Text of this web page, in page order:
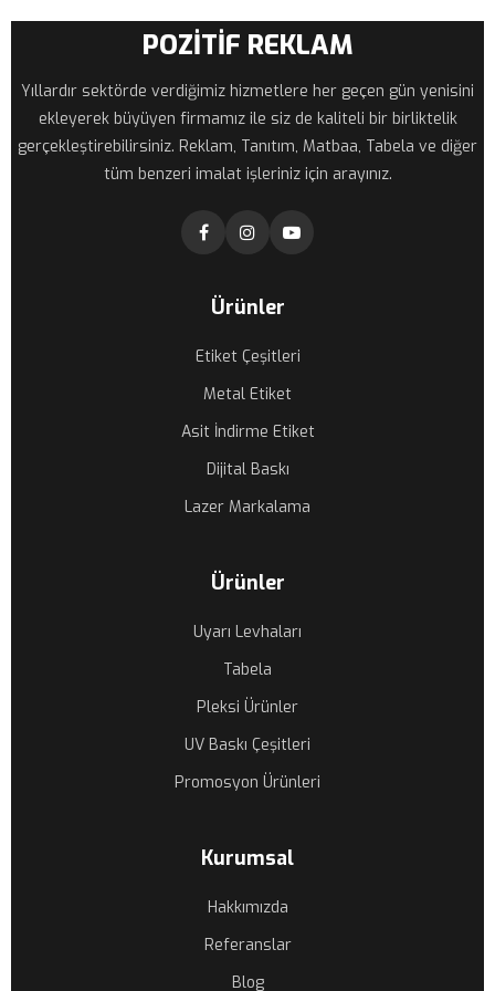
POZİTİF REKLAM
Yıllardır sektörde verdiğimiz hizmetlere her geçen gün yenisini
ekleyerek büyüyen firmamız ile siz de kaliteli bir birliktelik
gerçekleştirebilirsiniz. Reklam, Tanıtım, Matbaa, Tabela ve diğer
tüm benzeri imalat işleriniz için arayınız.
Ürünler
Etiket Çeşitleri
Metal Etiket
Asit İndirme Etiket
Dijital Baskı
Lazer Markalama
Ürünler
Uyarı Levhaları
Tabela
Pleksi Ürünler
UV Baskı Çeşitleri
Promosyon Ürünleri
Kurumsal
Hakkımızda
Referanslar
Blog